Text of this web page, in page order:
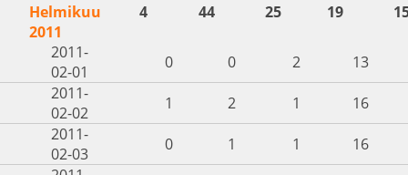
Helmikuu
2011
4 44 25 19
2011-
02-01
0 0 2
13
2011-
02-02
1 2 1
16
2011-
02-03
0 1 1
16